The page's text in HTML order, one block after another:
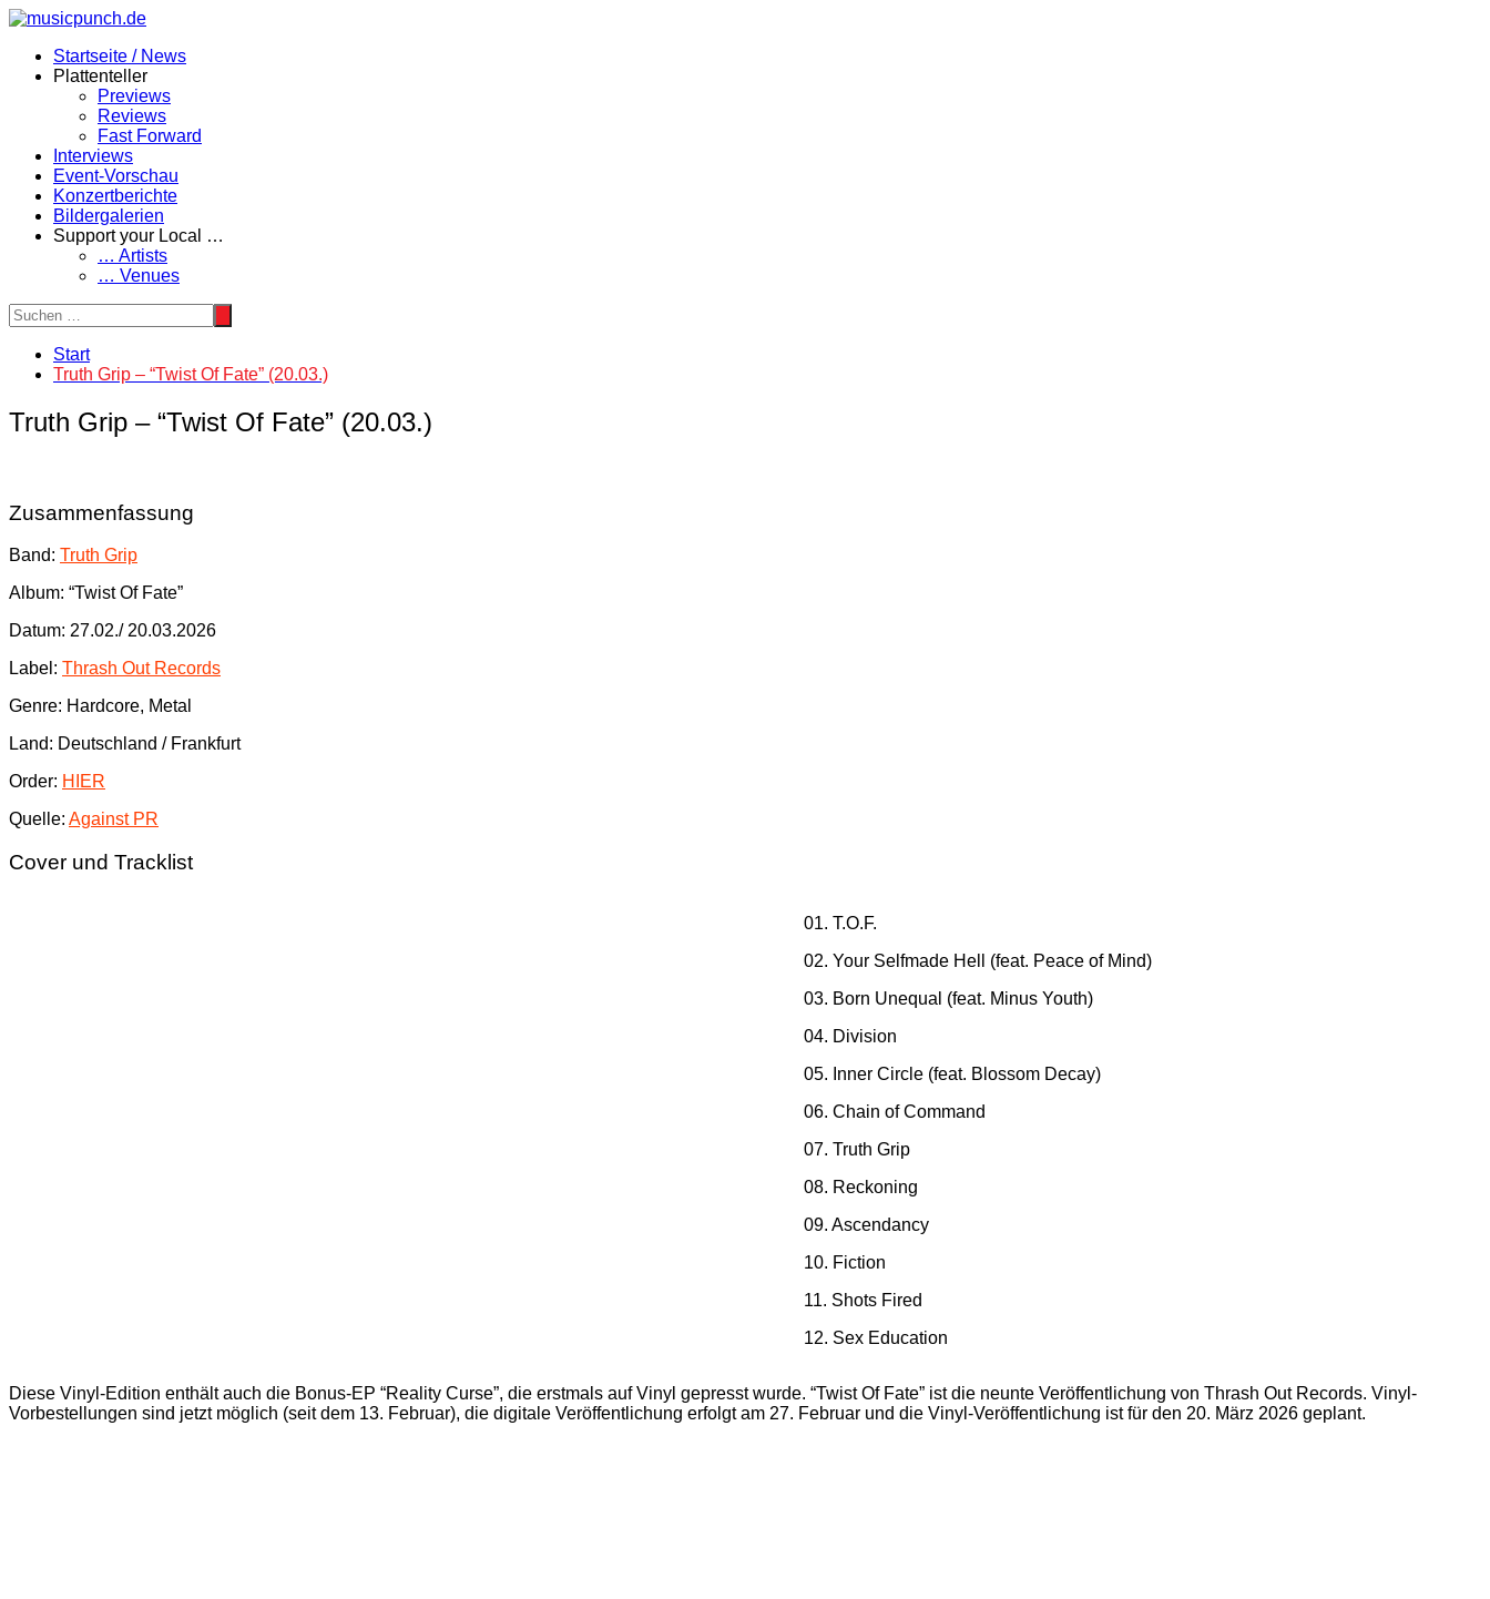
Zum
springenStartseite / News
Plattenteller
Previews
Reviews
Fast Forward
Interviews
Event-Vorschau
Konzertberichte
Bildergalerien
Support your Local …
… Artists
… Venues
Start
Truth Grip – “Twist Of Fate” (20.03.)
Truth Grip – “Twist Of Fate” (20.03.)
Zusammenfassung
Band: Truth Grip
Album: “Twist Of Fate”
Datum: 27.02./ 20.03.2026
Label: Thrash Out Records
Genre: Hardcore, Metal
Land: Deutschland / Frankfurt
Order: HIER
Quelle: Against PR
Cover und Tracklist
01. T.O.F.
02. Your Selfmade Hell (feat. Peace of Mind)
03. Born Unequal (feat. Minus Youth)
04. Division
05. Inner Circle (feat. Blossom Decay)
06. Chain of Command
07. Truth Grip
08. Reckoning
09. Ascendancy
10. Fiction
11. Shots Fired
12. Sex Education
Diese Vinyl-Edition enthält auch die Bonus-EP “Reality Curse”, die erstmals auf Vinyl gepresst wurde. “Twist Of Fate” ist die neunte Veröffentlichung von Thrash Out Records. Vinyl-
Vorbestellungen sind jetzt möglich (seit dem 13. Februar), die digitale Veröffentlichung erfolgt am 27. Februar und die Vinyl-Veröffentlichung ist für den 20. März 2026 geplant.